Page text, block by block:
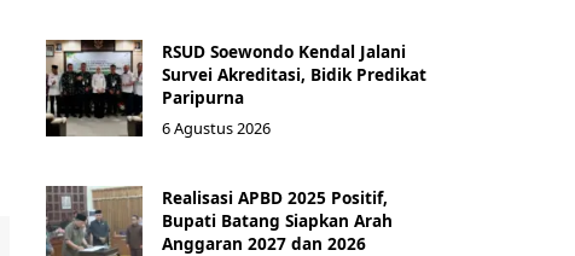
RSUD Soewondo Kendal Jalani
Survei Akreditasi, Bidik Predikat
Paripurna
6 Agustus 2026
Realisasi APBD 2025 Positif,
Bupati Batang Siapkan Arah
Anggaran 2027 dan 2026